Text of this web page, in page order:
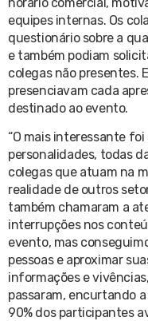
equipes internas. Os
questionário sobre a
e também podiam
colegas não presentes.
presenciavam cada
destinado ao evento.
“O mais interessante
personalidades, todas
colegas que atuam na
realidade de outros
também chamaram a
interrupções nos
evento, mas
pessoas e aproximar
informações e
passaram, encurtando
90% dos participantes